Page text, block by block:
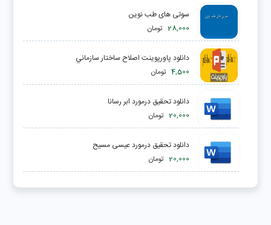
سوتی های طب نوین
28,000 تومان
دانلود پاورپوینت اصلاح ساختار سازماني
4,500 تومان
دانلود تحقیق درمورد ابر رسانا
20,000 تومان
دانلود تحقیق درمورد عیسی مسیح
20,000 تومان